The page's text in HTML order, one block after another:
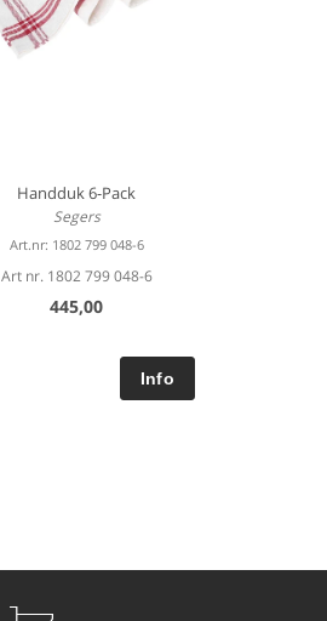
Handduk 6-Pack
Segers
Art.nr: 1802 799 048-6
Art nr. 1802 799 048-6
445,00